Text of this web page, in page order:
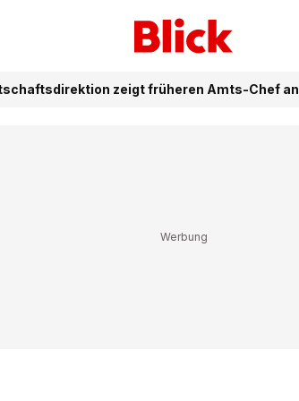
zeigt früheren Amts-Chef an